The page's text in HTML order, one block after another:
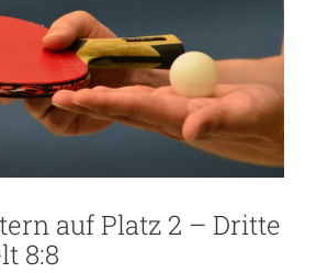
auf Platz 2 – Dritte
8:8